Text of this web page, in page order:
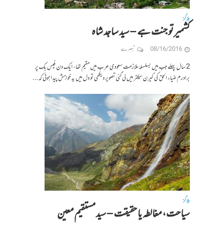
بلاگز
کشمیر تو جنت ہے – سید ساجد شاہ
08/16/2016 تبصرے
2 سال پہلے جب میں بسلسلۂ ملازمت سعودی عرب میں مقیم تھا، ایک دن فیس بک پر
برادرم ضیاء الحق کی کیرن سیکٹر میں لی گئی تصویر دیکھی تو دل میں یہ خواہش پیدا ہوئی کہ...
بلاگز
سیاحت، مغالطہ یا حقیقت – سید مستقیم معین